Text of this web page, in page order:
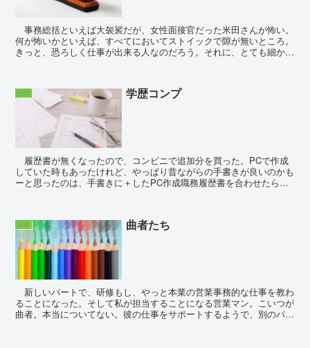
事務総括といえば大袈裟だが、女性面接官だった米田さんが怖い。
何が怖いかといえば、すべてにおいてストイックで隙が無いところ。
きっと、恐ろしく仕事が出来る人なのだろう。それに、とても細か
仕事 学歴コンプ
履歴書が無くなったので、コンビニで追加分を買った。PCで作成
していた時もあったけれど、やっぱり昔ながらの手書きが良いのかも
ーと思ったのは、手書きに＋したPC作成職務履歴書を合わせたら書
仕事 曲者たち
新しいパートで、研修もし、やっと本業の営業事務的な仕事を教わ
ることになった。そして私が担当することになる営業マン。こいつが
曲者。本当についてない。彼の仕事をサポートするようで、別のパー